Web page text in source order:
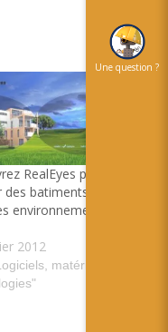
RealEyes pour
des batiments
environnements
2012
matériels et
Une question ?